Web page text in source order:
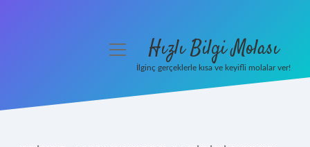
menüyüHızlı Bilgi Molası
İlginç gerçeklerle kısa ve keyifli molalar ver!